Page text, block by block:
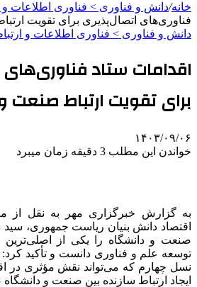
خانه/دانش و فناوری > فناوری اطلاعات و
فناوری‌های اتصال‌پذیری برای تقویت
دانش و فناوری > فناوری اطلاعات و
اقدامات ستاد فناوری‌های
برای تقویت ارتباط صنعت
۱۴۰۳/۰۹/۰۶
خواندن این مطلب 3 دقیقه زمان میبرد
به گزارش خبرگزاری مهر به نقل از
اقتصاد دانش بنیان ریاست جمهوری،
صنعت و دانشگاه را یکی از
توسعه علم و فناوری دانست و تأکید کرد:
نسل چهارم که می‌تواند نقش مؤثری در
ایجاد ارتباط سازنده بین صنعت و